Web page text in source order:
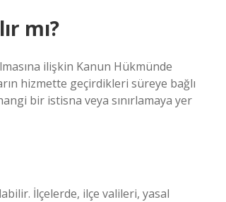
mı?
ilişkin Kanun Hükmünde
hizmette geçirdikleri süreye bağlı
bir istisna veya sınırlamaya yer
İlçelerde, ilçe valileri, yasal